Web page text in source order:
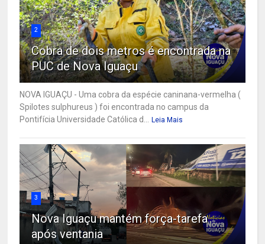
2
Cobra de dois metros é encontrada na
PUC de Nova Iguaçu
NOVA IGUAÇU - Uma cobra da espécie caninana-vermelha (
Spilotes sulphureus ) foi encontrada no campus da
Pontifícia Universidade Católica d...
Leia Mais
3
Nova Iguaçu mantém força-tarefa
após ventania